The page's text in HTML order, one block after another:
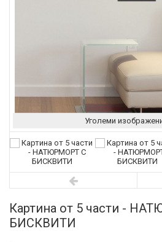
Уголеми
Картина от 5 части -
БИСКВИТИ